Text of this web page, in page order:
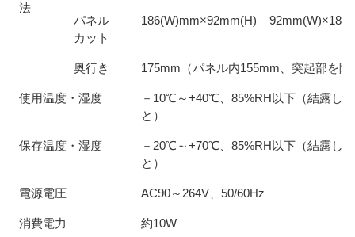
法
パネル
カット
186(W)mm×92mm(H)
奥行き 175mm（パネル内155mm、突起部を除
使用温度・湿度
－10℃～+40℃、85%RH以下（結露し
と）
保存温度・湿度
－20℃～+70℃、85%RH以下（結露し
と）
電源電圧 AC90～264V、50/60Hz
消費電力 約10W